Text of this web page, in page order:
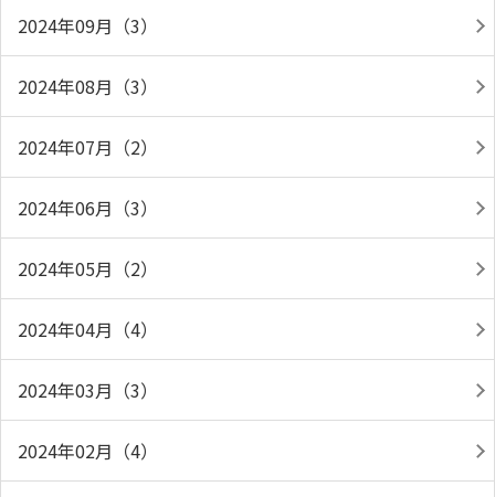
2024年09月（3）
2024年08月（3）
2024年07月（2）
2024年06月（3）
2024年05月（2）
2024年04月（4）
2024年03月（3）
2024年02月（4）